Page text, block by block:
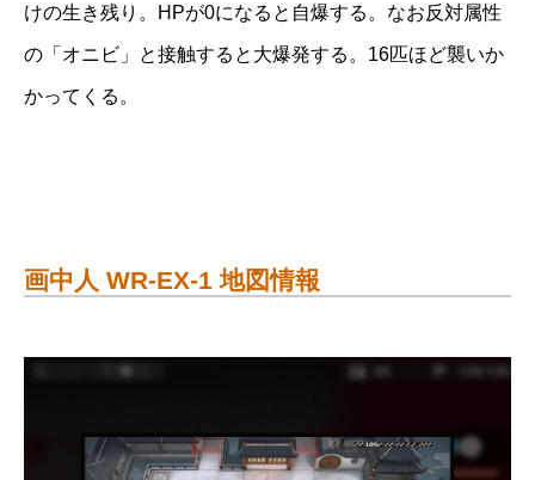
けの生き残り。HPが0になると自爆する。なお反対属性
の「オニビ」と接触すると大爆発する。16匹ほど襲いか
かってくる。
画中人 WR-EX-1 地図情報